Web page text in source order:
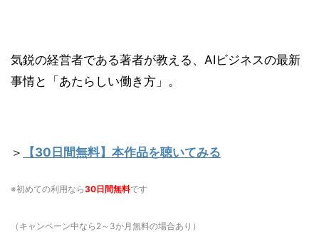
気鋭の経営者である著者が教える、AIビジネスの最新
事情と「あたらしい働き方」。
＞ 【30日間無料】本作品を聴いてみる
※初めての利用なら30日間無料です
（キャンペーン中なら2～3か月無料の場合あり）